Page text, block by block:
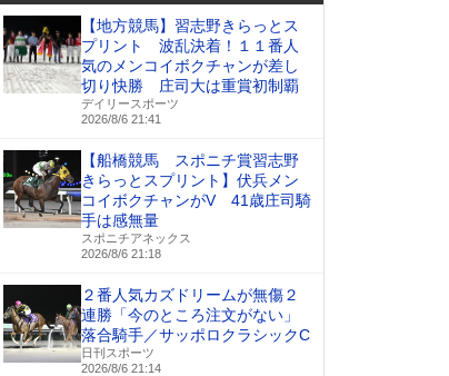
【地方競馬】習志野きらっとス
プリント 波乱決着！１１番人
気のメンコイボクチャンが差し
切り快勝 庄司大は重賞初制覇
デイリースポーツ
2026/8/6 21:41
【船橋競馬 スポニチ賞習志野
きらっとスプリント】伏兵メン
コイボクチャンがV 41歳庄司騎
手は感無量
スポニチアネックス
2026/8/6 21:18
２番人気カズドリームが無傷２
連勝「今のところ注文がない」
落合騎手／サッポロクラシックC
日刊スポーツ
2026/8/6 21:14